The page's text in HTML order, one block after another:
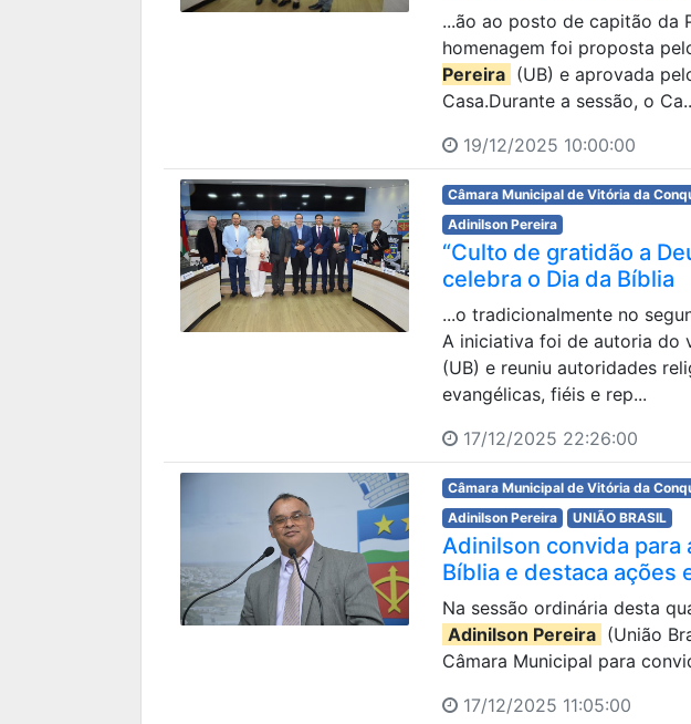
...ão ao posto de capitão da
homenagem foi proposta
Pereira (UB) e aprovada
Casa.Durante a sessão, o
19/12/2025 10:00:00
Câmara Municipal de Vitória da
Adinilson Pereira
“Culto de gratidão a
celebra o Dia da Bíblia
...o tradicionalmente no
A iniciativa foi de autoria do
(UB) e reuniu autoridades
evangélicas, fiéis e rep...
17/12/2025 22:26:00
Câmara Municipal de Vitória da
Adinilson Pereira
UNIÃO BRASIL
Adinilson convida para
Bíblia e destaca ações
Na sessão ordinária desta
Adinilson Pereira (União
Câmara Municipal para
17/12/2025 11:05:00